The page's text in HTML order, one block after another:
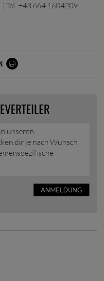
Tel. +43 664 1604209
unseren
dir je nach Wunsch
ANMELDUNG